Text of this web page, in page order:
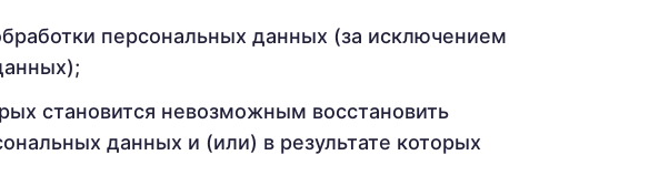
персональных данных (за исключением
становится невозможным восстановить
данных и (или) в результате которых